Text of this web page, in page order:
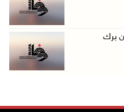
اعتقالات ...
جنين
برك